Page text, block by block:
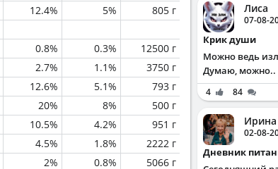
12.4% 5%
805 г
0.8% 0.3%
12500 г
2.7% 1.1%
3750 г
12.6% 5.1%
793 г
20% 8%
500 г
10.5% 4.2%
951 г
4.5% 1.8%
2222 г
2% 0.8%
5066 г
Лиса
07-08-
Крик души
Можно ведь
Думаю,
4 84
02-08-
Дневник